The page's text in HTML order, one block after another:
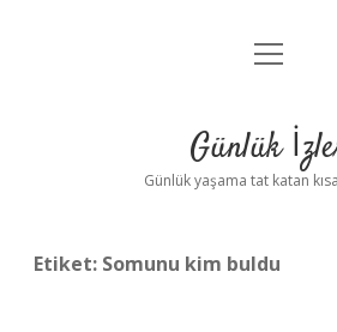
Anasayfa
Yasal Uyarı
menüyü
Günlük
Günlük yaşama tat katan
Etiket: Somunu kim buldu